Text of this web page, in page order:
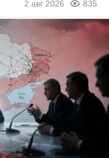
2 авг 2026 835